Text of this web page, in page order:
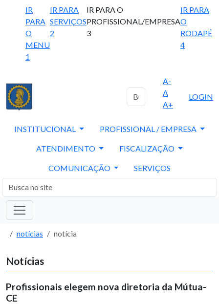
IR
PARA
O
MENU
1
IR PARA
SERVIÇOS
2
IR PARA O
PROFISSIONAL/EMPRESA
3
IR PARA
O
RODAPÉ
4
A-
A
A+
LOGIN
INSTITUCIONAL PROFISSIONAL / EMPRESA
ATENDIMENTO FISCALIZAÇÃO
COMUNICAÇÃO SERVIÇOS
notícias notícia
Notícias
Profissionais elegem nova diretoria da Mútua-
CE